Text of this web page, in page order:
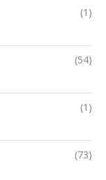
(1)
(54)
(1)
(73)